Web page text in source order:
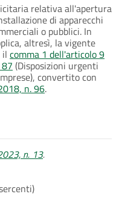
relativa all'apertura
di apparecchi
o pubblici. In
altresì, la vigente
il comma 1 dell'articolo 9
(Disposizioni urgenti
convertito con
n. 96.
n. 13.